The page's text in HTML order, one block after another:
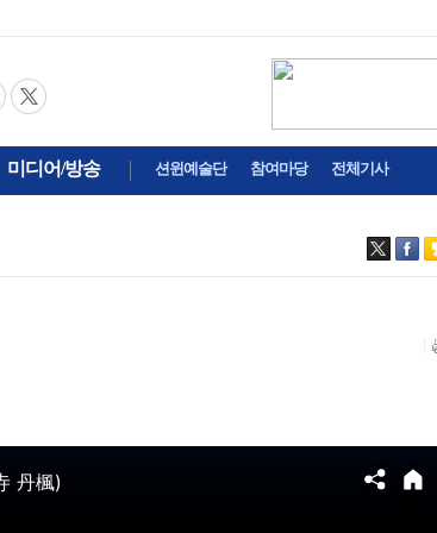
미디어/방송 션윈예술단 참여마당 전체기사